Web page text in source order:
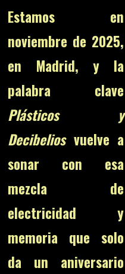
Estamos en
noviembre de 2025,
en Madrid, y la
palabra clave
Plásticos y
Decibeliosvuelve a
sonar con esa
mezcla de
electricidad y
memoria que solo
da un aniversario